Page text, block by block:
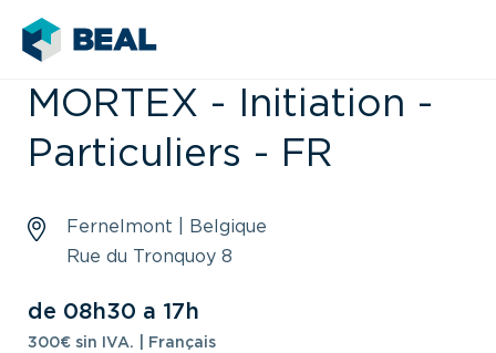
MORTEX - Initiation -
Particuliers - FR
Fernelmont | Belgique
Rue du Tronquoy 8
de 08h30 a 17h
300€ sin IVA. | Français